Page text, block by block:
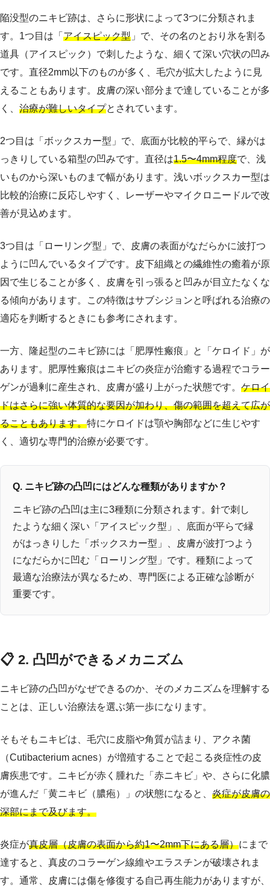
陥没型のニキビ跡は、さらに形状によって3つに分類されま
す。1つ目は「 アイスピック型 」で、その名のとおり氷を割る
道具（アイスピック）で刺したような、細くて深い穴状の凹み
です。直径2mm以下のものが多く、毛穴が拡大したように見
えることもあります。皮膚の深い部分まで達していることが多
く、 治療が難しいタイプとされています。
2つ目は「ボックスカー型」で、底面が比較的平らで、縁がは
っきりしている箱型の凹みです。直径は1.5〜4mm程度で、浅
いものから深いものまで幅があります。浅いボックスカー型は
比較的治療に反応しやすく、レーザーやマイクロニードルで改
善が見込めます。
3つ目は「ローリング型」で、皮膚の表面がなだらかに波打つ
ように凹んでいるタイプです。皮下組織との繊維性の癒着が原
因で生じることが多く、皮膚を引っ張ると凹みが目立たなくな
る傾向があります。この特徴はサブシジョンと呼ばれる治療の
適応を判断するときにも参考にされます。
一方、隆起型のニキビ跡には「肥厚性瘢痕」と「ケロイド」が
あります。肥厚性瘢痕はニキビの炎症が治癒する過程でコラー
ゲンが過剰に産生され、皮膚が盛り上がった状態です。 ケロイ
ドはさらに強い体質的な要因が加わり、傷の範囲を超えて広が
ることもあります。特にケロイドは顎や胸部などに生じやす
く、適切な専門的治療が必要です。
Q. ニキビ跡の凸凹にはどんな種類がありますか？
ニキビ跡の凸凹は主に3種類に分類されます。針で刺し
たような細く深い「アイスピック型」、底面が平らで縁
がはっきりした「ボックスカー型」、皮膚が波打つよう
になだらかに凹む「ローリング型」です。種類によって
最適な治療法が異なるため、専門医による正確な診断が
重要です。
📋 2. 凸凹ができるメカニズム
ニキビ跡の凸凹がなぜできるのか、そのメカニズムを理解する
ことは、正しい治療法を選ぶ第一歩になります。
そもそもニキビは、毛穴に皮脂や角質が詰まり、アクネ菌
（Cutibacterium acnes）が増殖することで起こる炎症性の皮
膚疾患です。ニキビが赤く腫れた「赤ニキビ」や、さらに化膿
が進んだ「黄ニキビ（膿疱）」の状態になると、 炎症が皮膚の
深部にまで及びます。
炎症が真皮層（皮膚の表面から約1〜2mm下にある層）にまで
達すると、真皮のコラーゲン線維やエラスチンが破壊されま
す。通常、皮膚には傷を修復する自己再生能力がありますが、